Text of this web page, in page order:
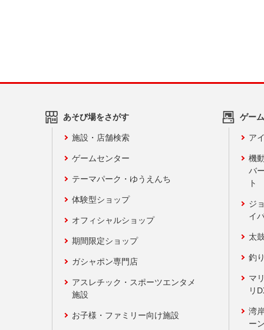
あそび場をさがす
施設・店舗検索
ゲームセンター
テーマパーク・ゆうえんち
体験型ショップ
オフィシャルショップ
期間限定ショップ
ガシャポン専門店
アスレチック・スポーツエンタメ
施設
お子様・ファミリー向け施設
ゲー
ア
機
バ
ト
ジ
イ
太
釣
マ
リ
湾
ー